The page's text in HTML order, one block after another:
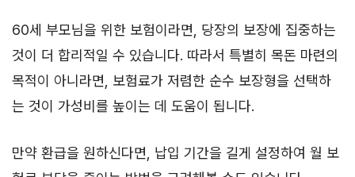
60세 부모님을 위한 보험이라면, 당장의 보장에 집중하는
것이 더 합리적일 수 있습니다. 따라서 특별히 목돈 마련의
목적이 아니라면, 보험료가 저렴한 순수 보장형을 선택하
는 것이 가성비를 높이는 데 도움이 됩니다.
만약 환급을 원하신다면, 납입 기간을 길게 설정하여 월 보